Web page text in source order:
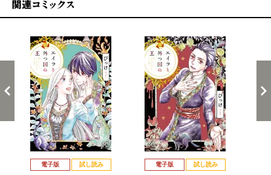
電子版 試し読み 電子版 試し読み